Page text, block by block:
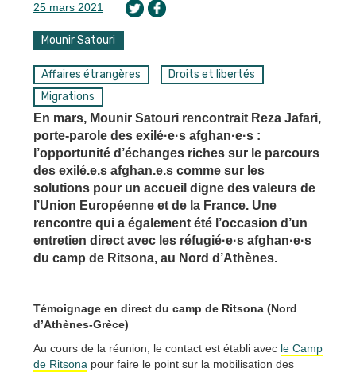
25 mars 2021
Mounir Satouri
Affaires étrangères
Droits et libertés
Migrations
En mars, Mounir Satouri rencontrait Reza Jafari,
porte-parole des exilé·e·s afghan·e·s :
l’opportunité d’échanges riches sur le parcours
des exilé.e.s afghan.e.s comme sur les
solutions pour un accueil digne des valeurs de
l’Union Européenne et de la France. Une
rencontre qui a également été l’occasion d’un
entretien direct avec les réfugié·e·s afghan·e·s
du camp de Ritsona, au Nord d’Athènes.
Témoignage en direct du camp de Ritsona (Nord
d’Athènes-Grèce)
Au cours de la réunion, le contact est établi avec le Camp
de Ritsona pour faire le point sur la mobilisation des